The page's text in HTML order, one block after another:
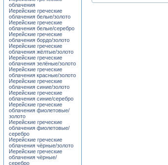
облачения
Иерейские греческие
облачения белые/золото
Иерейские греческие
облачения белые/серебро
Иерейские греческие
облачения бордо/золото
Иерейские греческие
облачения жёлтые/золото
Иерейские греческие
облачения зелёные/золото
Иерейские греческие
облачения красные/золото
Иерейские греческие
облачения синие/золото
Иерейские греческие
облачения синие/серебро
Иерейские греческие
облачения фиолетовые/
золото
Иерейские греческие
облачения фиолетовые/
серебро
Иерейские греческие
облачения чёрные/золото
Иерейские греческие
облачения чёрные/
серебро